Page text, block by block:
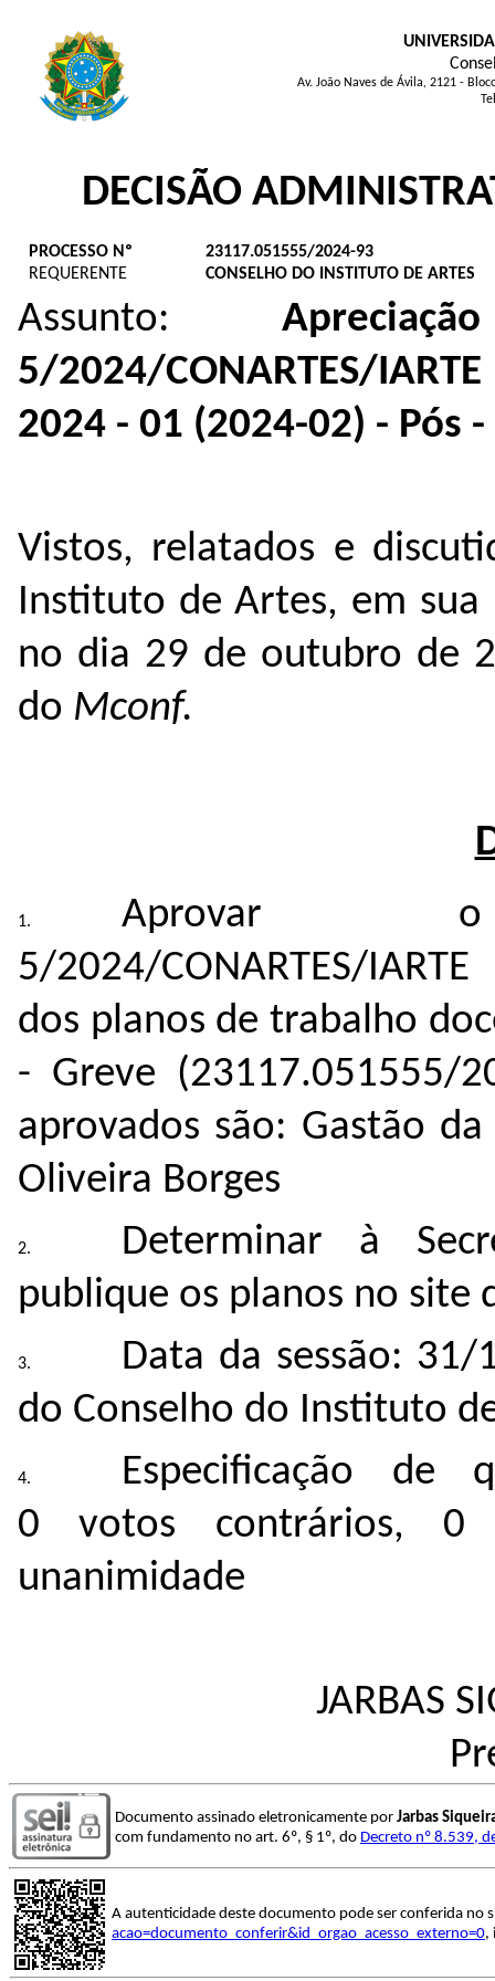
Av. João Naves de Ávila, 2121 -
DECISÃO
PROCESSO Nº
23117.051555/2024-93
REQUERENTE
CONSELHO DO INSTITUTO DE ARTES​
Assunto:
5/2024/CONARTES/
2024 - 01 (2024-02) - Pós
Vistos, relatados e
Instituto de Artes, em sua
no dia 29 de outubro de
do Mconf.
Aprovar
5/2024/CONARTES/
dos planos de trabalho
- Greve (23117.051555/
aprovados são: Gastão
Oliveira Borges
Determinar à
publique os planos no site
Data da sessão:
do Conselho do Instituto
Especificação de
0 votos contrários, 0
unanimidade
JARBAS
Documento assinado eletronicamente por Jarbas
com fundamento no art. 6º, § 1º, do Decreto nº 8.539,
A autenticidade deste documento pode ser conferida no
acao=documento_conferir&id_orgao_acesso_externo=0,